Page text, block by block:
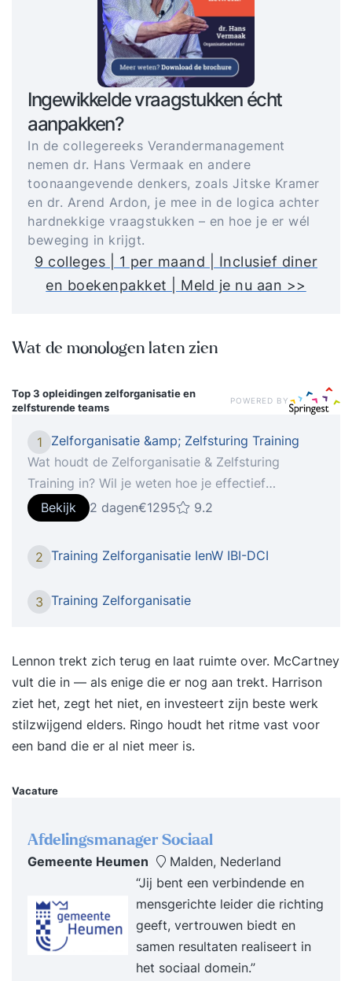
Ingewikkelde vraagstukken écht
aanpakken?
In de collegereeks Verandermanagement
nemen dr. Hans Vermaak en andere
toonaangevende denkers, zoals Jitske Kramer
en dr. Arend Ardon, je mee in de logica achter
hardnekkige vraagstukken – en hoe je er wél
beweging in krijgt.
9 colleges | 1 per maand | Inclusief diner
en boekenpakket | Meld je nu aan >>
Wat de monologen laten zien
Top 3 opleidingenzelforganisatie en
zelfsturende teams
POWERED BY
1
Zelforganisatie &amp; Zelfsturing Training
Wat houdt de Zelforganisatie & Zelfsturing
Training in? Wil je weten hoe je effectief
zelforganiserende of zelfsturende teams
ontwikkelt? Of werk je zelf in een
zelforganiserend of zelfsturend team? Dan is
deze training voor jou op maat gemaakt. In onze
ervaren trainer hoe je zelforganisatie of
bewust van de nuanceverschillen, maar deze
training is relevant ongeacht of je nu met
zelforganiserende-, zelfsturende-,
zelfverantwoordelijke-, of
resultaatverantwoordelijke teams werkt. Waarom
makkelijker tot goede resultaten voor klanten.
Daarnaast zijn verfrissende werkwijzen vaak
motiverender voor medewerkers. Een groeiend
aantal organisaties gaat om deze reden in
zelfsturende of zelforganiserende teams werken.
Wanneer je zelforganisatie of zelfsturing goed
toepast leidt dit tot beter en sneller resultaat. En
Bekijk 2 dagen€1295 9.2
2 Training Zelforganisatie IenW IBI-DCI
3 Training Zelforganisatie
Lennon trekt zich terug en laat ruimte over. McCartney
vult die in — als enige die er nog aan trekt. Harrison
ziet het, zegt het niet, en investeert zijn beste werk
stilzwijgend elders. Ringo houdt het ritme vast voor
een band die er al niet meer is.
Vacature
Afdelingsmanager Sociaal
Gemeente Heumen
Malden, Nederland
“Jij bent een verbindende en
mensgerichte leider die richting
geeft, vertrouwen biedt en
samen resultaten realiseert in
het sociaal domein.”